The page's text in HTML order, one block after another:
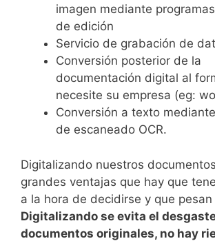
imagen mediante
de edición
Servicio de grabación de
Conversión posterior de la
documentación digital al
necesite su empresa (eg:
Conversión a texto
de escaneado OCR.
Digitalizando nuestros
grandes ventajas que hay que
a la hora de decidirse y que pesan
Digitalizando se evita el
documentos originales, no hay